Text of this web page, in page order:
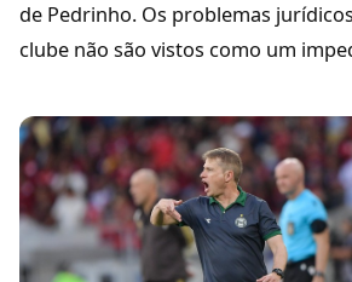
de Pedrinho. Os problemas
clube não são vistos como um